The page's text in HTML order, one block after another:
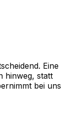
Eine
hinweg, statt
bei uns